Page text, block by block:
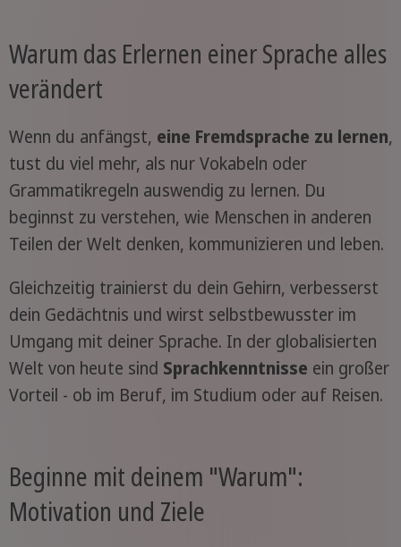
Warum das Erlernen einer Sprache alles
verändert
Wenn du anfängst, eine Fremdsprache zu lernen,
tust du viel mehr, als nur Vokabeln oder
Grammatikregeln auswendig zu lernen. Du
beginnst zu verstehen, wie Menschen in anderen
Teilen der Welt denken, kommunizieren und leben.
Gleichzeitig trainierst du dein Gehirn, verbesserst
dein Gedächtnis und wirst selbstbewusster im
Umgang mit deiner Sprache. In der globalisierten
Welt von heute sind Sprachkenntnisse ein großer
Vorteil - ob im Beruf, im Studium oder auf Reisen.
Beginne mit deinem "Warum":
Motivation und Ziele